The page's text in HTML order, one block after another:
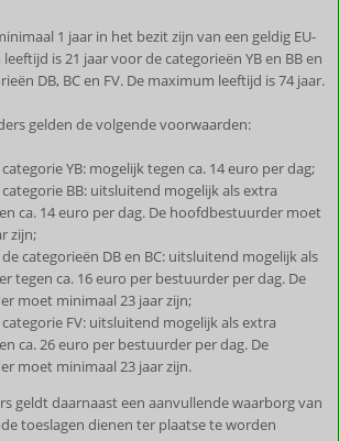
1 jaar in het bezit zijn van een geldig EU-
is 21 jaar voor de categorieën YB en BB en
DB, BC en FV. De maximum leeftijd is 74 jaar.
gelden de volgende voorwaarden:
YB: mogelijk tegen ca. 14 euro per dag;
BB: uitsluitend mogelijk als extra
ca. 14 euro per dag. De hoofdbestuurder moet
zijn;
categorieën DB en BC: uitsluitend mogelijk als
tegen ca. 16 euro per bestuurder per dag. De
moet minimaal 23 jaar zijn;
FV: uitsluitend mogelijk als extra
ca. 26 euro per bestuurder per dag. De
moet minimaal 23 jaar zijn.
geldt daarnaast een aanvullende waarborg van
toeslagen dienen ter plaatse te worden